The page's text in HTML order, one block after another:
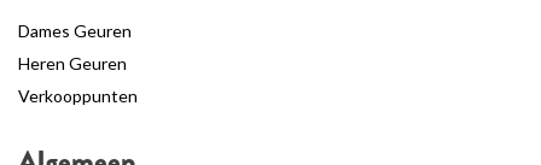
Dames Geuren
Heren Geuren
Verkooppunten